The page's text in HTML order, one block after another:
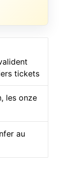
tickets
les onze
au